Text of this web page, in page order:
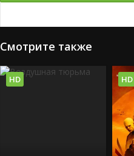
Смотрите также
HD HD